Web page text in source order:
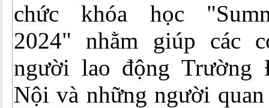
chức khóa học
2024" nhằm giúp các
người lao động
Nội và những người